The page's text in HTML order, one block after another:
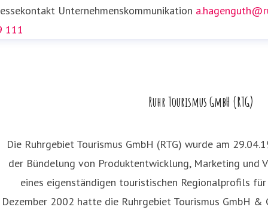
Presse- und Öffentlichkeitsarbeit
Unternehmenskommunikation
111
Ruhr Tourismus GmbH (RTG)
Die Ruhrgebiet Tourismus GmbH (RTG) wurde am
der Bündelung von Produktentwicklung, Marketing und
eines eigenständigen touristischen Regionalprofils
Dezember 2002 hatte die Ruhrgebiet Tourismus GmbH &